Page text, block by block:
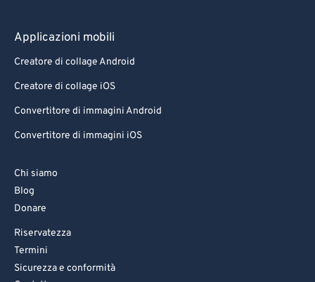
Applicazioni mobili
Creatore di collage Android
Creatore di collage iOS
Convertitore di immagini Android
Convertitore di immagini iOS
Chi siamo
Blog
Donare
Riservatezza
Termini
Sicurezza e conformità